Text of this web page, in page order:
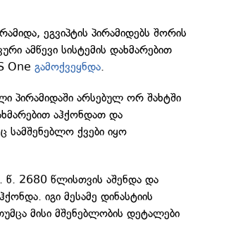
ეგვიპტის პირამიდებს შორის
ამწევი სისტემის დახმარებით
Oneგამოქვეყნდა.
პირამიდაში არსებულ ორ შახტში
აჰქონდათ და
ქვები იყო
წ. 2680 წლისთვის აშენდა და
იგი მესამე დინასტიის
მისი მშენებლობის დეტალები